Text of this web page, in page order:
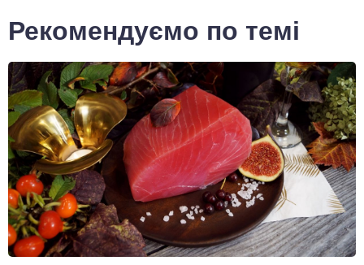
Рекомендуємо по темі